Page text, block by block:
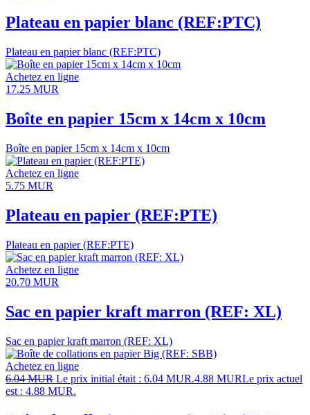
Plateau en papier blanc (REF:PTC)
Plateau en papier blanc (REF:PTC)
Achetez en ligne
17.25 MUR
Boîte en papier 15cm x 14cm x 10cm
Boîte en papier 15cm x 14cm x 10cm
Achetez en ligne
5.75 MUR
Plateau en papier (REF:PTE)
Plateau en papier (REF:PTE)
Achetez en ligne
20.70 MUR
Sac en papier kraft marron (REF: XL)
Sac en papier kraft marron (REF: XL)
Achetez en ligne
6.04MUR Le prix initial était : 6.04 MUR.4.88 MURLe prix actuel
est : 4.88 MUR.